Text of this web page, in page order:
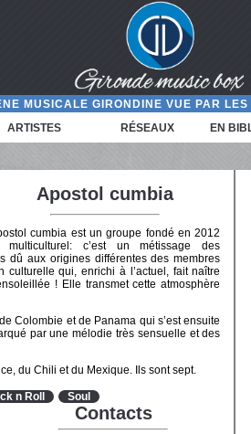
MUSICALE GIRONDINE VUE PAR
ARTISTES RÉSEAUX EN
Apostol cumbia
cumbia est un groupe fondé en 2012
multiculturel: c’est un métissage des
dû aux origines différentes des membres
culturelle qui, enrichi à l’actuel, fait naître
! Elle transmet cette atmosphère
Colombie et de Panama qui s’est ensuite
par une mélodie très sensuelle et des
du Chili et du Mexique. Ils sont sept.
n Roll Soul
Contacts